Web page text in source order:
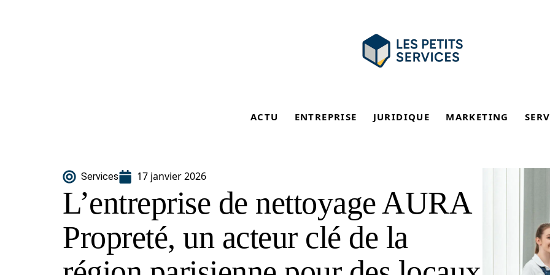
ACTU ENTREPRISE JURIDIQUE MARKETING
Services 17 janvier 2026
L’entreprise de nettoyage AURA
Propreté, un acteur clé de la